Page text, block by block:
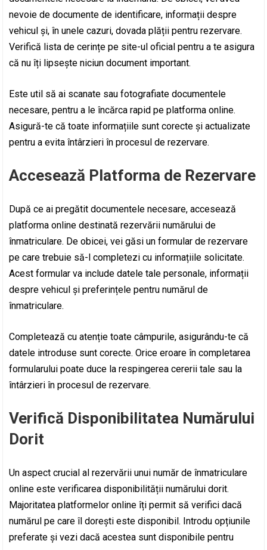
nevoie de documente de identificare, informații despre
vehicul și, în unele cazuri, dovada plății pentru rezervare.
Verifică lista de cerințe pe site-ul oficial pentru a te asigura
că nu îți lipsește niciun document important.
Este util să ai scanate sau fotografiate documentele
necesare, pentru a le încărca rapid pe platforma online.
Asigură-te că toate informațiile sunt corecte și actualizate
pentru a evita întârzieri în procesul de rezervare.
Accesează Platforma de Rezervare
După ce ai pregătit documentele necesare, accesează
platforma online destinată rezervării numărului de
înmatriculare. De obicei, vei găsi un formular de rezervare
pe care trebuie să-l completezi cu informațiile solicitate.
Acest formular va include datele tale personale, informații
despre vehicul și preferințele pentru numărul de
înmatriculare.
Completează cu atenție toate câmpurile, asigurându-te că
datele introduse sunt corecte. Orice eroare în completarea
formularului poate duce la respingerea cererii tale sau la
întârzieri în procesul de rezervare.
Verifică Disponibilitatea Numărului
Dorit
Un aspect crucial al rezervării unui număr de înmatriculare
online este verificarea disponibilității numărului dorit.
Majoritatea platformelor online îți permit să verifici dacă
numărul pe care îl dorești este disponibil. Introdu opțiunile
preferate și vezi dacă acestea sunt disponibile pentru